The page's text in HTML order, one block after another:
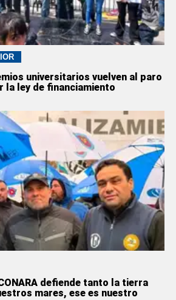
universitarios vuelven al paro
la ley de financiamiento
defiende tanto la tierra
mares, ese es nuestro